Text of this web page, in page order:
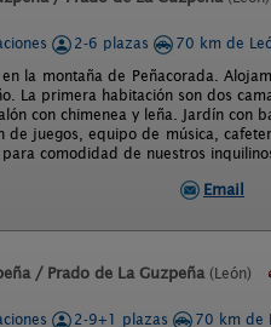
2-6 plazas
70 km de
la montaña de Peñacorada.
La primera habitación son dos
con chimenea y leña. Jardín con
de juegos, equipo de música,
comodidad de nuestros
Email
/ Prado de La Guzpeña (León)
2-9+1 plazas
70 km de